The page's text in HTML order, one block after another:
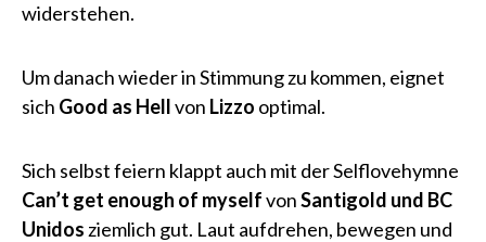
widerstehen.
Um danach wieder in Stimmung zu kommen, eignet
sich Good as Hellvon Lizzo optimal.
Sich selbst feiern klappt auch mit der Selflovehymne
Can’t get enough of myselfvonSantigold und BC
Unidos ziemlich gut. Laut aufdrehen, bewegen und